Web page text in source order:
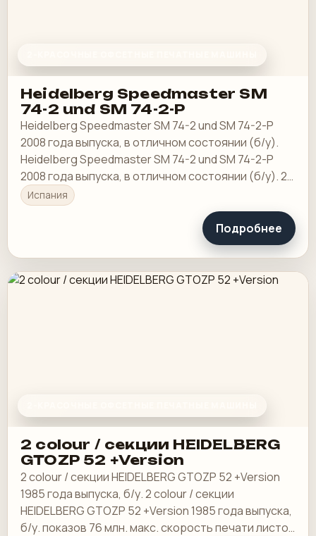
Heidelberg Speedmaster SM
74-2 und SM 74-2-P
Heidelberg Speedmaster SM 74-2 und SM 74-2-P
2008 года выпуска, в отличном состоянии (б/у).
Heidelberg Speedmaster SM 74-2 und SM 74-2-P
2008 года выпуска, в отличном состоянии (б/у). 2-
цветные Heidelberg Speedmaster SM 74-2
Испания
Подробнее
2 colour / секции HEIDELBERG
GTOZP 52 +Version
2 colour / секции HEIDELBERG GTOZP 52 +Version
1985 года выпуска, б/у. 2 colour / секции
HEIDELBERG GTOZP 52 +Version 1985 года выпуска,
б/у. показов 76 млн. макс. скорость печати листов